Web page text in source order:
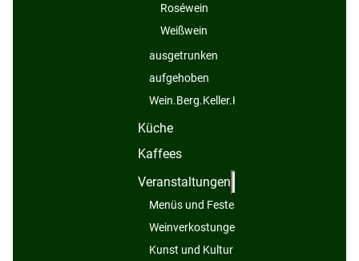
Roséwein
Weißwein
ausgetrunken
aufgehoben
Wein.Berg.Keller.Kelter...
Küche
Kaffees
Veranstaltungen
Menüs und Festessen
Weinverkostungen
Kunst und Kultur